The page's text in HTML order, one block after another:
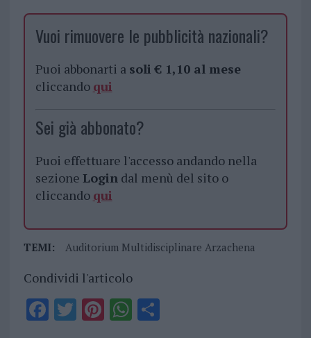
Vuoi rimuovere le pubblicità nazionali?
Puoi abbonarti a soli € 1,10 al mese
cliccando qui
Sei già abbonato?
Puoi effettuare l'accesso andando nella
sezione Logindal menù del sito o
cliccando qui
TEMI: Auditorium Multidisciplinare Arzachena
Condividi l'articolo
F T PiWS